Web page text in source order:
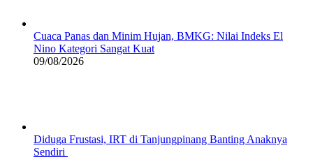
Cuaca Panas dan Minim Hujan, BMKG: Nilai Indeks El
Nino Kategori Sangat Kuat
09/08/2026
Diduga Frustasi, IRT di Tanjungpinang Banting Anaknya
Sendiri